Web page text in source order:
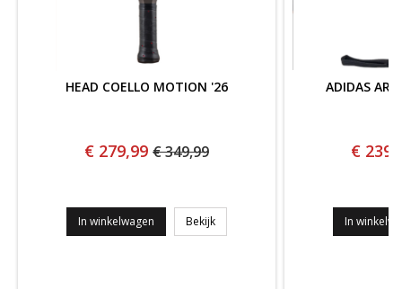
HEAD COELLO MOTION '26
€ 279,99 € 349,99
In winkelwagen BekijkHEAD COELLO MOTION '26
ADIDAS
€
In